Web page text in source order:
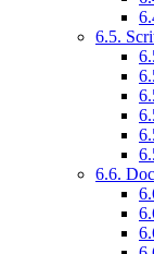
6.5.
6.6.